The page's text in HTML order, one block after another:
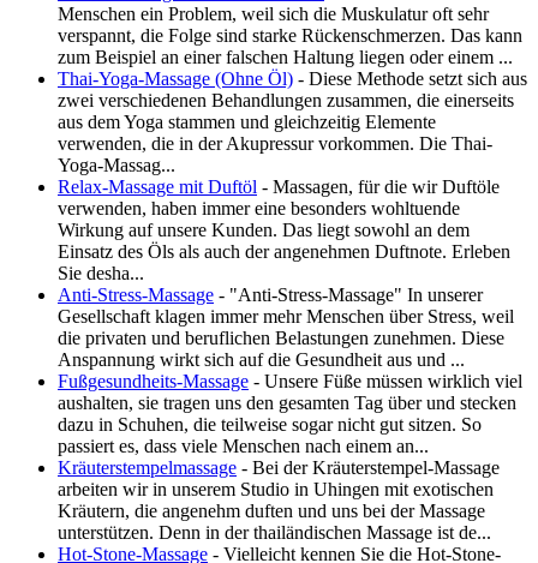
Menschen ein Problem, weil sich die Muskulatur oft sehr
verspannt, die Folge sind starke Rückenschmerzen. Das kann
zum Beispiel an einer falschen Haltung liegen oder einem ...
Thai-Yoga-Massage (Ohne Öl) - Diese Methode setzt sich aus
zwei verschiedenen Behandlungen zusammen, die einerseits
aus dem Yoga stammen und gleichzeitig Elemente
verwenden, die in der Akupressur vorkommen. Die Thai-
Yoga-Massag...
Relax-Massage mit Duftöl - Massagen, für die wir Duftöle
verwenden, haben immer eine besonders wohltuende
Wirkung auf unsere Kunden. Das liegt sowohl an dem
Einsatz des Öls als auch der angenehmen Duftnote. Erleben
Sie desha...
Anti-Stress-Massage - "Anti-Stress-Massage" In unserer
Gesellschaft klagen immer mehr Menschen über Stress, weil
die privaten und beruflichen Belastungen zunehmen. Diese
Anspannung wirkt sich auf die Gesundheit aus und ...
Fußgesundheits-Massage - Unsere Füße müssen wirklich viel
aushalten, sie tragen uns den gesamten Tag über und stecken
dazu in Schuhen, die teilweise sogar nicht gut sitzen. So
passiert es, dass viele Menschen nach einem an...
Kräuterstempelmassage - Bei der Kräuterstempel-Massage
arbeiten wir in unserem Studio in Uhingen mit exotischen
Kräutern, die angenehm duften und uns bei der Massage
unterstützen. Denn in der thailändischen Massage ist de...
Hot-Stone-Massage - Vielleicht kennen Sie die Hot-Stone-